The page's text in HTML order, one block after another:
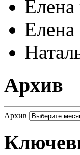
Елена
Елена
Архив
Архив